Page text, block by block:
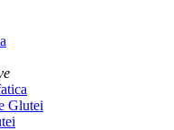
Glutei